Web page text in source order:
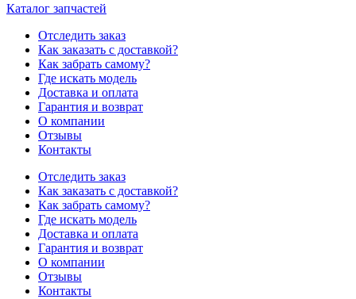
Каталог запчастей
Отследить заказ
Как заказать с доставкой?
Как забрать самому?
Где искать модель
Доставка и оплата
Гарантия и возврат
О компании
Отзывы
Контакты
Отследить заказ
Как заказать с доставкой?
Как забрать самому?
Где искать модель
Доставка и оплата
Гарантия и возврат
О компании
Отзывы
Контакты